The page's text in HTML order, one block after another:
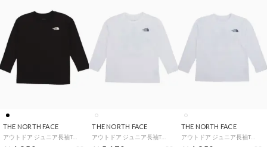
THE NORTH FACE THE NORTH FACE THE NORTH FACE
アウトドア ジュニア長袖Tシャツ T L/S Shiretoko Toko Tee_トドラーロングスリーブシレトコトコティー（キッズ） （ホワイト）